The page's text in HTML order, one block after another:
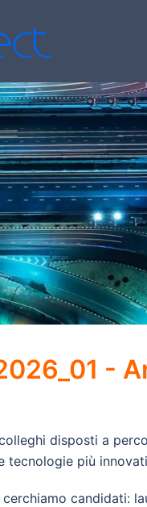
-
disposti a
tecnologie più
candidati: